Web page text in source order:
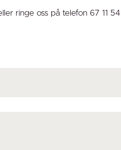
ringe oss på telefon 67 11